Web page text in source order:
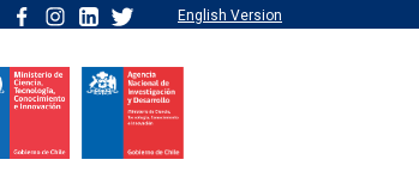
English Version